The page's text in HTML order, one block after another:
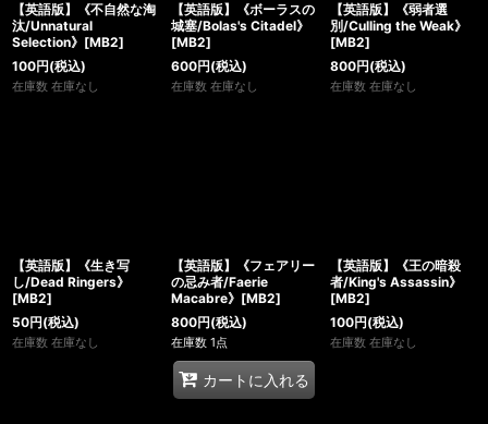
【英語版】《不自然な淘
汰/Unnatural
Selection》[MB2]
100円(税込)
在庫数 在庫なし
【英語版】《ボーラスの
城塞/Bolas's Citadel》
[MB2]
600円(税込)
在庫数 在庫なし
【英語版】《弱者選
別/Culling the Weak》
[MB2]
800円(税込)
在庫数 在庫なし
【英語版】《生き写
し/Dead Ringers》
[MB2]
50円(税込)
在庫数 在庫なし
【英語版】《フェアリー
の忌み者/Faerie
Macabre》[MB2]
800円(税込)
在庫数 1点
カートに入れる
【英語版】《王の暗殺
者/King's Assassin》
[MB2]
100円(税込)
在庫数 在庫なし